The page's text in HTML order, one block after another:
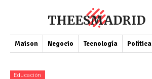
THEESMADRID
Maison Negocio Tecnología Política
Educación